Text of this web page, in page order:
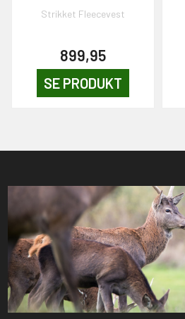
Strikket Fleecevest
899,95
SE PRODUKT